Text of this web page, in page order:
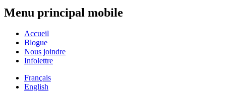
Menu principal mobile
Accueil
Blogue
Nous joindre
Infolettre
Français
English